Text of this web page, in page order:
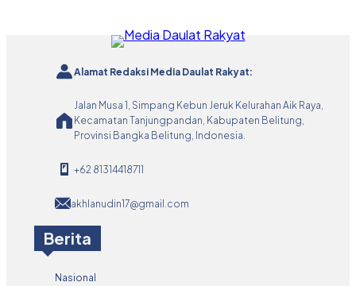
Alamat Redaksi Media Daulat Rakyat:
Jalan Musa 1, Simpang Kebun Jeruk Kelurahan Aik Raya,
Kecamatan Tanjungpandan, Kabupaten Belitung,
Provinsi Bangka Belitung, Indonesia.
+62 81314418711
akhlanudin17@gmail.com
Berita
Nasional